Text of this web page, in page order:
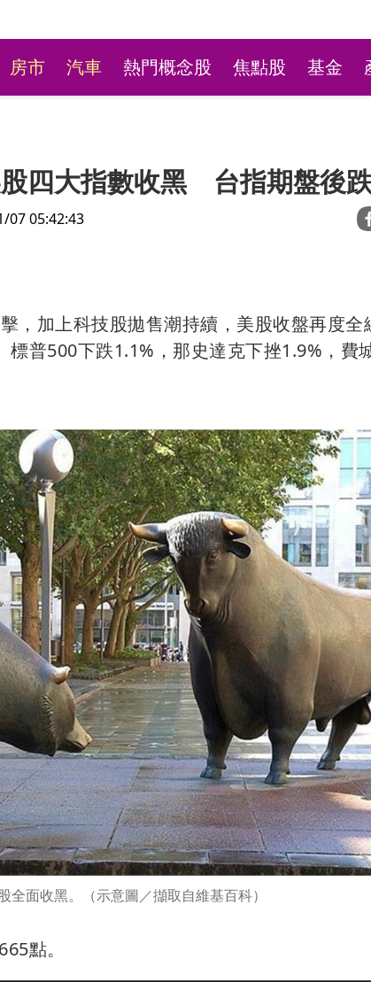
房市 汽車 熱門概念股 焦點股 基金
四大指數收黑 台指期盤後
07 05:42:43
，加上科技股拋售潮持續，美股收盤再度全
普500下跌1.1%，那史達克下挫1.9%，費
全面收黑。（示意圖／擷取自維基百科）
點。
不捨盼「新莊陳意涵